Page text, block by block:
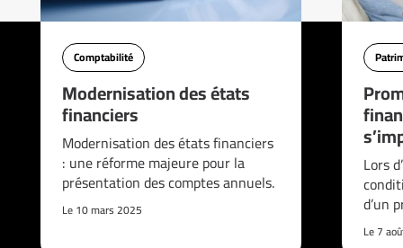
Comptabilité
Modernisation des états
financiers
Modernisation des états financiers
: une réforme majeure pour la
présentation des comptes annuels.
Le 10 mars 2025
Lors
d’un
Le 7